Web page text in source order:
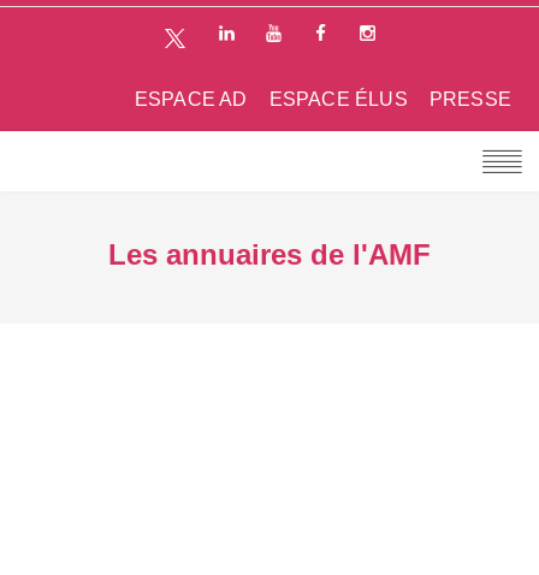
PRESSE
ESPACE ÉLUS
ESPACE AD
Les annuaires de l'AMF